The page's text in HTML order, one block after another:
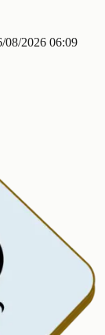
08/2026 06:09